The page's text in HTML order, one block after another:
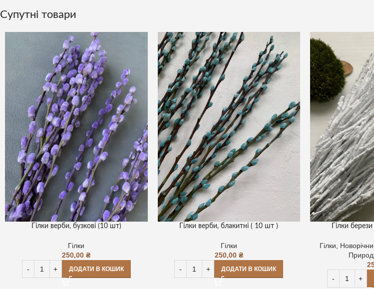
Супутні товари
Гілки верби, бузкові (10 шт)
Гілки
250,00₴
ДОДАТИ В КОШИК
Гілки верби, блакитні ( 10 шт )
Гілки
250,00 ₴
ДОДАТИ В КОШИК
Гілки
Гілки,